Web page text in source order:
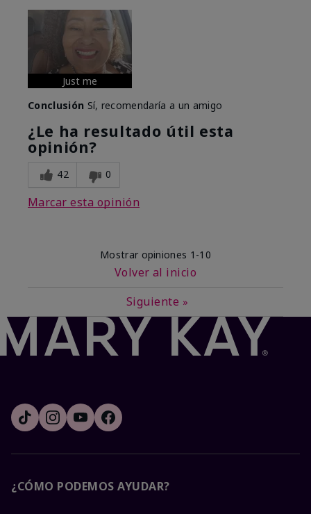
Just me
Conclusión Sí, recomendaría a un amigo
¿Le ha resultado útil esta
opinión?
42 0
Marcar esta opinión
Mostrar opiniones 1-10
Volver al inicio
Siguiente »
¿CÓMO PODEMOS AYUDAR?